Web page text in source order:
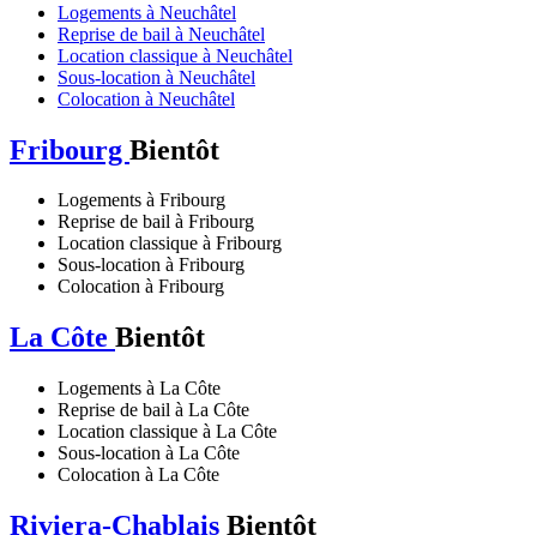
Logements à Neuchâtel
Reprise de bail à Neuchâtel
Location classique à Neuchâtel
Sous-location à Neuchâtel
Colocation à Neuchâtel
Fribourg Bientôt
Logements à Fribourg
Reprise de bail à Fribourg
Location classique à Fribourg
Sous-location à Fribourg
Colocation à Fribourg
La Côte Bientôt
Logements à La Côte
Reprise de bail à La Côte
Location classique à La Côte
Sous-location à La Côte
Colocation à La Côte
Riviera-Chablais Bientôt